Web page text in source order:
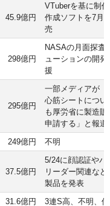
45.9億円
VTuberを基に制
作成ソフトを7月
売
298億円
NASAの月面探査
ューションの開
援
295億円
一部メディアが「
心筋シートについ
も厚労省に製造販
申請する」と報道
249億円 不明
37.5億円
5/24に顔認証やバ
リーダー関連な
製品を発表
31.6億円 3連S高、不明、